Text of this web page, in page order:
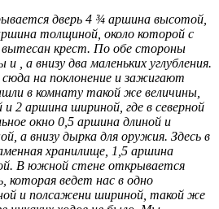
дверь 4 ¾ аршина высотой,
толщиной, около которой с
крест. По обе стороны
, а внизу два маленьких углубления.
сюда на поклонение и зажигают
в комнату такой же величины,
и 2 аршина шириной, где в северной
окно 0,5 аршина длиной и
а внизу дырка для оружия. Здесь в
хранилище, 1,5 аршина
В южной стене открывается
которая ведет нас в одно
и полсажени шириной, такой же